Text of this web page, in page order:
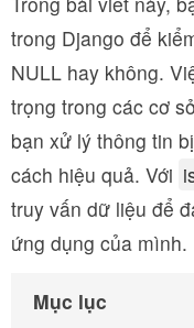
trong Django để
NULL hay không.
trọng trong các cơ
bạn xử lý thông tin
cách hiệu quả. Với
truy vấn dữ liệu để
ứng dụng của mình.
Mục lục